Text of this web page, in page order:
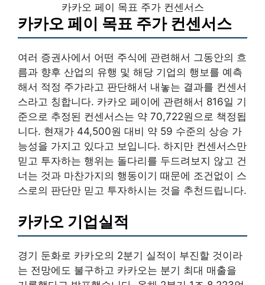
카카오 페이 목표 주가 컨센서스
카카오 페이 목표 주가 컨센서스
여러 증권사에서 어떤 주식에 관련해서 그동안의 흐
름과 향후 산업의 유행 및 해당 기업의 행보를 예측
해서 적정 주가라고 판단해서 내놓는 결과를 컨센서
스라고 칭합니다. 카카오 페이에 관련해서 816일 기
준으로 추정된 컨센서스는 약 70,722원으로 책정됩
니다. 현재가 44,500원 대비 약 59 수준의 상승 가
능성을 가지고 있다고 보입니다. 하지만 컨센서스만
믿고 투자하는 행위는 돌다리를 두드려보지 않고 건
너는 것과 마찬가지의 행동이기 때문에 조건없이 스
스로의 판단만 믿고 투자하시는 것을 추천드립니다.
카카오 기업실적
경기 둔화로 카카오의 2분기 실적이 부진할 것이라
는 전망에도 불구하고 카카오는 분기 최대 매출을